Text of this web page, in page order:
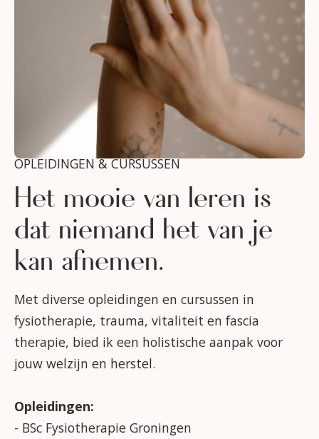
OPLEIDINGEN & CURSUSSEN
Het mooie van leren is
dat niemand het van je
kan afnemen.
Met diverse opleidingen en cursussen in
fysiotherapie, trauma, vitaliteit en fascia
therapie, bied ik een holistische aanpak voor
jouw welzijn en herstel.
Opleidingen:
- BSc Fysiotherapie Groningen